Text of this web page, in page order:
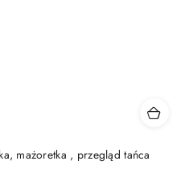
mażoretka , przegląd tańca